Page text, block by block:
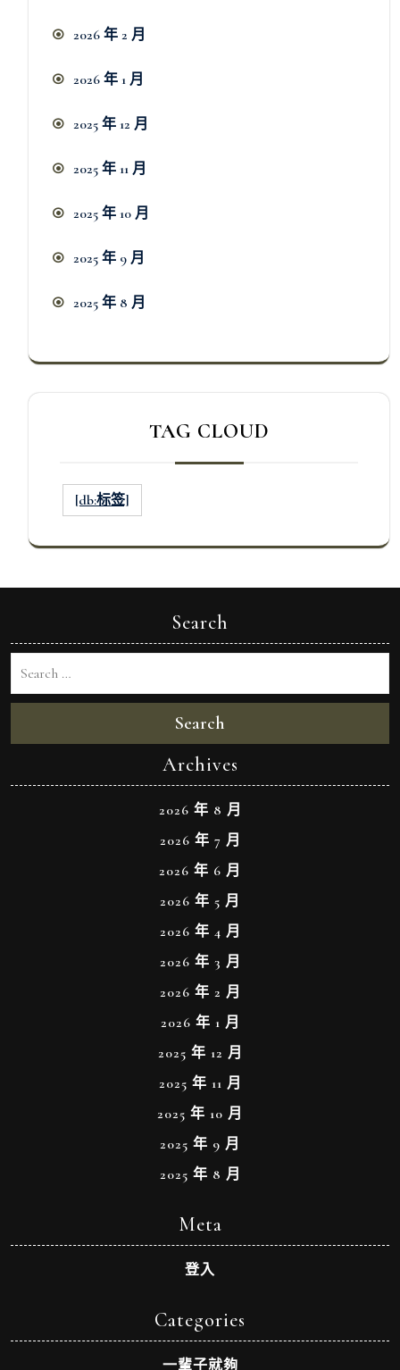
2026 年 2 月
2026 年 1 月
2025 年 12 月
2025 年 11 月
2025 年 10 月
2025 年 9 月
2025 年 8 月
TAG CLOUD
[db:标签]
Search
Search
Archives
2026 年 8 月
2026 年 7 月
2026 年 6 月
2026 年 5 月
2026 年 4 月
2026 年 3 月
2026 年 2 月
2026 年 1 月
2025 年 12 月
2025 年 11 月
2025 年 10 月
2025 年 9 月
2025 年 8 月
Meta
登入
Categories
一輩子就夠